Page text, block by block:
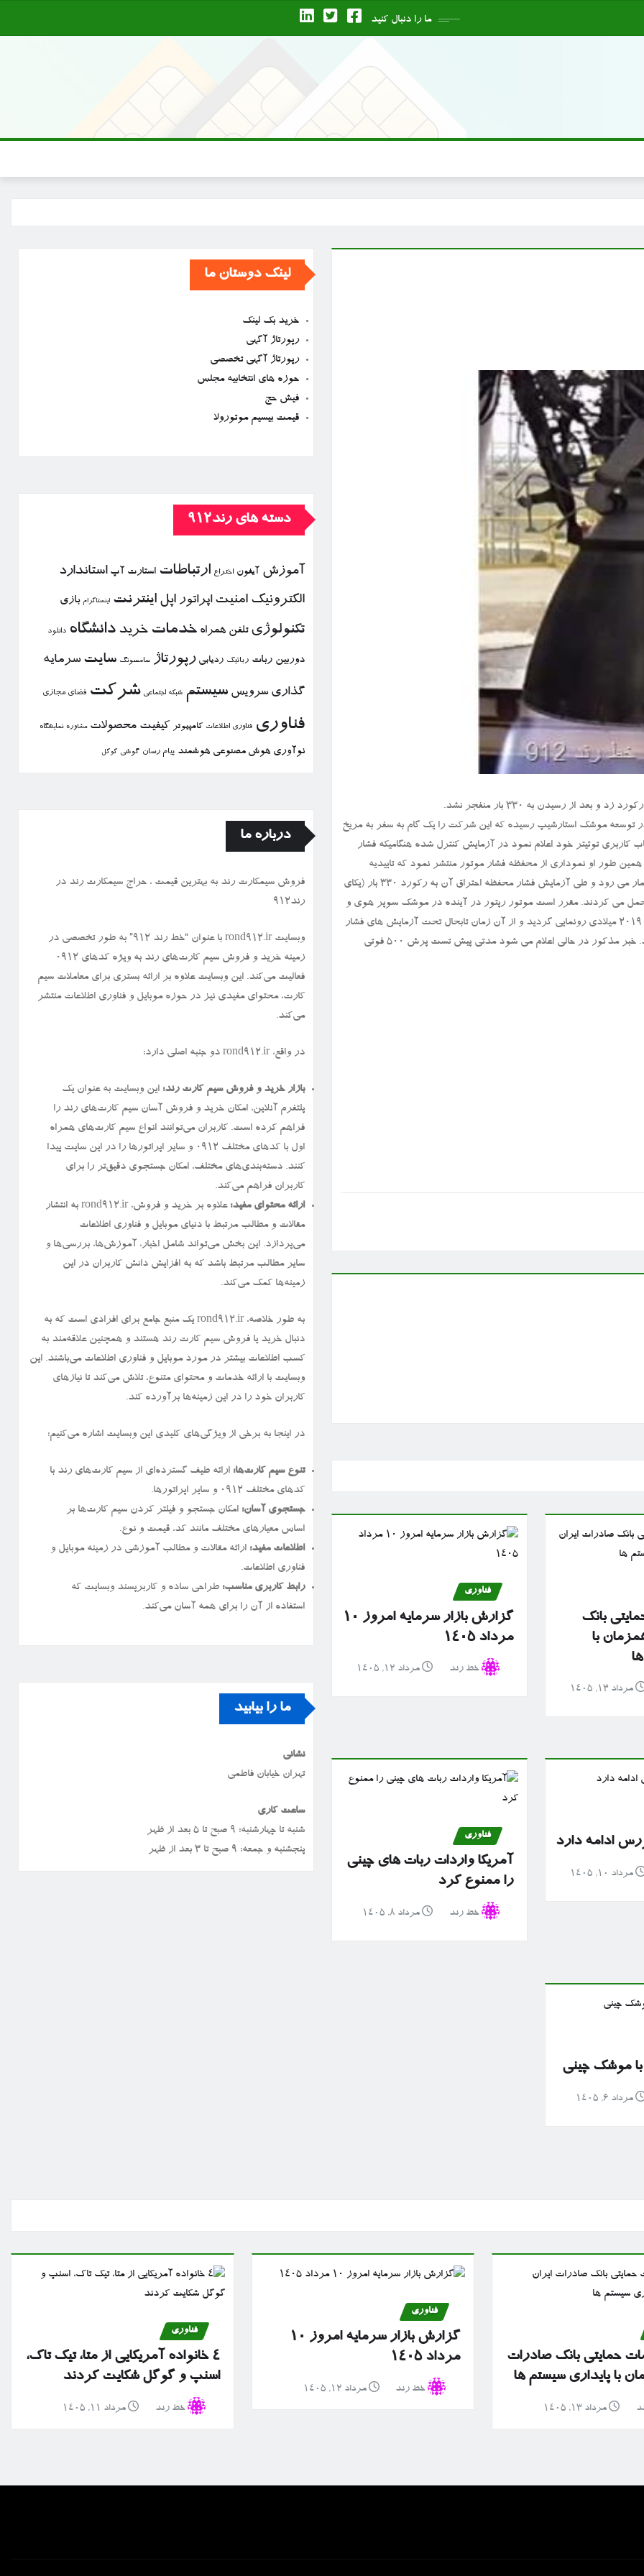
ما را دنبال کنید
از رسیدن به ۳۳۰ بار منفجر نشد.
نقطه عطفی در توسعه موشک استارشیپ رسیده که این شرکت را یک گام به سفر به مریخ
توئیتر خود اعلام نمود در آزمایش کنترل شده هنگامیکه فشار
طور او نموداری از محفظه فشار موتور منتشر نمود که تاییدیه
دستیابی به این رکورد است. این موتور بخشی مهم از موشک استارشیپ بشمار می رود و طی آزمایش فشار محفظه احتراق آن به رکورد ۳۳۰ بار (یکای
درحالی است که موتورهای قبلی فشار ۲۹۰ تا ۳۰۰ بار را تحمل می کردند. مقرر است موتور رپتور در آینده در موشک سوپر هوی و
استارشیپ نصب و درماموریت به ماه و مریخ به کار رود. این قطعه در سال ۲۰۱۹ میلادی رونمایی گردید و از آن زمان تابحال تحت آزمایش های فشار
مختلفی قرار گرفته تا قابلیت آن برای ارسال فضانوردان به فضا تضمین شود. خبر مذکور در حالی اعلام می شود مدتی پیش تست پرش ۵۰۰ فوتی
بانک
با
مرداد ۱۳, ۱۴۰۵
فناوری
گزارش بازار سرمایه امروز ۱۰
مرداد ۱۴۰۵
خط رند مرداد ۱۲, ۱۴۰۵
ادامه دارد
مرداد ۱۰, ۱۴۰۵
فناوری
آمریکا واردات ربات های چینی
را ممنوع کرد
خط رند مرداد ۸, ۱۴۰۵
موشک چینی
مرداد ۶, ۱۴۰۵
لینک دوستان ما
خرید بک لینک
رپورتاژ آگهی
رپورتاژ آگهی تخصصی
حوزه های انتخابیه مجلس
فیش حج
قیمت بیسیم موتورولا
دسته های رند912
آموزش آیفون اختراع ارتباطات استارت آپ استاندارد
الكترونیك امنیت اپراتور اپل اینترنت اینستاگرام بازی
تكنولوژی تلفن همراه خدمات خرید دانشگاه دانلود
دوربین ربات رباتیك ردیابی رپورتاژ سامسونگ سایت سرمایه
گذاری سرویس سیستم شبكه اجتماعی شركت فضای مجازی
فناوری فناوری اطلاعات كامپیوتر كیفیت محصولات مشاوره نمایشگاه
نوآوری هوش مصنوعی هوشمند پیام رسان گوشی گوگل
درباره ما
فروش سیمكارت رند به بهترین قیمت ، حراج سیمكارت رند در
رند912
وبسایت rond912.ir با عنوان “خط رند ۹۱۲” به طور تخصصی در
زمینه خرید و فروش سیم کارت‌های رند به ویژه کدهای ۰۹۱۲
فعالیت می‌کند. این وبسایت علاوه بر ارائه بستری برای معاملات سیم
کارت، محتوای مفیدی نیز در حوزه موبایل و فناوری اطلاعات منتشر
می‌کند.
در واقع، rond912.ir دو جنبه اصلی دارد:
بازار خرید و فروش سیم کارت رند: این وبسایت به عنوان یک
پلتفرم آنلاین، امکان خرید و فروش آسان سیم کارت‌های رند را
فراهم کرده است. کاربران می‌توانند انواع سیم کارت‌های همراه
اول با کدهای مختلف ۰۹۱۲ و سایر اپراتورها را در این سایت پیدا
کنند. دسته‌بندی‌های مختلف، امکان جستجوی دقیق‌تر را برای
کاربران فراهم می‌کند.
ارائه محتوای مفید:
علاوه بر خرید و فروش، rond912.ir به انتشار
مقالات و مطالب مرتبط با دنیای موبایل و فناوری اطلاعات
می‌پردازد. این بخش می‌تواند شامل اخبار، آموزش‌ها، بررسی‌ها و
سایر مطالب مرتبط باشد که به افزایش دانش کاربران در این
زمینه‌ها کمک می‌کند.
به طور خلاصه، rond912.ir یک منبع جامع برای افرادی است که به
دنبال خرید یا فروش سیم کارت رند هستند و همچنین علاقه‌مند به
کسب اطلاعات بیشتر در مورد موبایل و فناوری اطلاعات می‌باشند. این
وبسایت با ارائه خدمات و محتوای متنوع، تلاش می‌کند تا نیازهای
کاربران خود را در این زمینه‌ها برآورده کند.
در اینجا به برخی از ویژگی‌های کلیدی این وبسایت اشاره می‌کنیم:
تنوع سیم کارت‌ها: ارائه طیف گسترده‌ای از سیم کارت‌های رند با
کدهای مختلف ۰۹۱۲ و سایر اپراتورها.
جستجوی آسان: امکان جستجو و فیلتر کردن سیم کارت‌ها بر
اساس معیارهای مختلف مانند کد، قیمت و نوع.
اطلاعات مفید: ارائه مقالات و مطالب آموزشی در زمینه موبایل و
فناوری اطلاعات.
رابط کاربری مناسب: طراحی ساده و کاربرپسند وبسایت که
استفاده از آن را برای همه آسان می‌کند.
ما را بیابید
نشانی
تهران خیابان فاطمی
ساعت کاری
شنبه تا چهارشنبه: ۹ صبح تا ۵ بعد از ظهر
پنجشنبه و جمعه: ۹ صبح تا ۳ بعد از ظهر
حمایتی بانک صادرات
با پایداری سیستم ها
مرداد ۱۳, ۱۴۰۵
فناوری
گزارش بازار سرمایه امروز ۱۰
مرداد ۱۴۰۵
خط رند مرداد ۱۲, ۱۴۰۵
فناوری
۴ خانواده آمریکایی از متا، تیک تاک،
اسنپ و گوگل شکایت کردند
خط رند مرداد ۱۱, ۱۴۰۵